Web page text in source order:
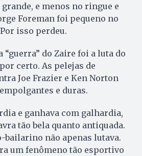
e menos no ringue e
Foreman foi pequeno no
isso perdeu.
“guerra” do Zaire foi a luta do
certo. As pelejas de
Joe Frazier e Ken Norton
e duras.
e ganhava com galhardia,
tão bela quanto antiquada.
bailarino não apenas lutava.
um fenômeno tão esportivo